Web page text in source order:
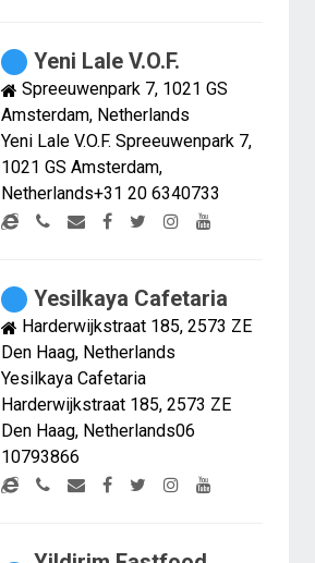
Yeni Lale V.O.F.
Spreeuwenpark 7, 1021 GS
Amsterdam, Netherlands
Yeni Lale V.O.F. Spreeuwenpark 7,
1021 GS Amsterdam,
Netherlands+31 20 6340733
Yesilkaya Cafetaria
Harderwijkstraat 185, 2573 ZE
Den Haag, Netherlands
Yesilkaya Cafetaria
Harderwijkstraat 185, 2573 ZE
Den Haag, Netherlands06
10793866